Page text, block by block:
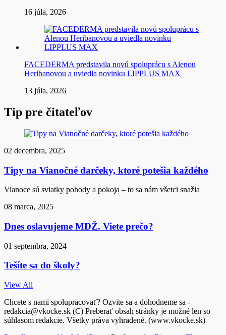
16 júla, 2026
FACEDERMA predstavila novú spoluprácu s Alenou
Heribanovou a uviedla novinku LIPPLUS MAX
13 júla, 2026
Tip pre čitateľov
02 decembra, 2025
Tipy na Vianočné darčeky, ktoré potešia každého
Vianoce sú sviatky pohody a pokoja – to sa nám všetci snažia
08 marca, 2025
Dnes oslavujeme MDŽ. Viete prečo?
01 septembra, 2024
Tešíte sa do školy?
View All
Chcete s nami spolupracovať? Ozvite sa a dohodneme sa -
redakcia@vkocke.sk (C) Preberať obsah stránky je možné len so
súhlasom redakcie. Všetky práva vyhradené. (www.vkocke.sk)